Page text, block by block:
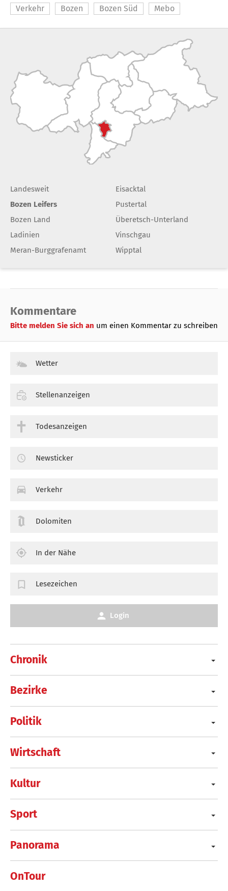
Verkehr Bozen Bozen Süd Mebo
Landesweit
Bozen Leifers
Bozen Land
Ladinien
Meran-Burggrafenamt
Eisacktal
Pustertal
Überetsch-Unterland
Vinschgau
Wipptal
Kommentare
Bitte melden Sie sich an um einen Kommentar zu schreiben
Chronik
Bezirke
Politik
Wirtschaft
Kultur
Sport
Panorama
OnTour
Wetter
Stellenanzeigen
Todesanzeigen
Newsticker
Verkehr
Dolomiten
In der Nähe
Lesezeichen
Login